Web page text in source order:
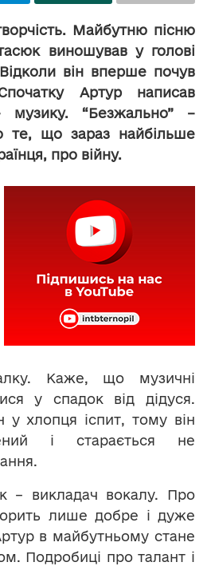
Майбутню пісню
виношував у голові
він вперше почув
Артур написав
“Безжально” –
те, що зараз найбільше
про війну.
Каже, що музичні
у спадок від дідуся.
у хлопця іспит, тому він
і старається не
– викладач вокалу. Про
лише добре і дуже
в майбутньому стане
Подробиці про талант і